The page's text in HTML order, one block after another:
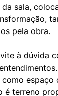
sala,
pela obra.
à dúvida
espaço
é terreno